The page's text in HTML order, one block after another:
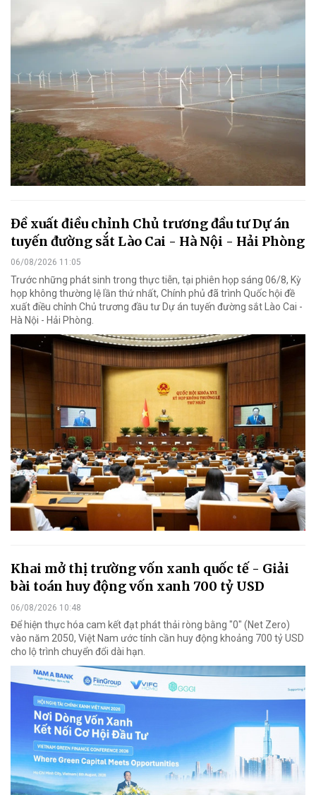
Đề xuất điều chỉnh Chủ trương đầu tư Dự án
tuyến đường sắt Lào Cai - Hà Nội - Hải Phòng
06/08/2026 11:05
Trước những phát sinh trong thực tiễn, tại phiên họp sáng 06/8, Kỳ
họp không thường lệ lần thứ nhất, Chính phủ đã trình Quốc hội đề
xuất điều chỉnh Chủ trương đầu tư Dự án tuyến đường sắt Lào Cai -
Hà Nội - Hải Phòng.
Khai mở thị trường vốn xanh quốc tế - Giải
bài toán huy động vốn xanh 700 tỷ USD
06/08/2026 10:48
Để hiện thực hóa cam kết đạt phát thải ròng bằng "0" (Net Zero)
vào năm 2050, Việt Nam ước tính cần huy động khoảng 700 tỷ USD
cho lộ trình chuyển đổi dài hạn.